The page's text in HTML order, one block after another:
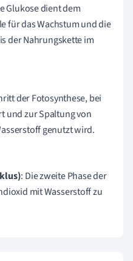
Glukose dient dem
für das Wachstum und die
der Nahrungskette im
der Fotosynthese, bei
und zur Spaltung von
genutzt wird.
: Die zweite Phase der
mit Wasserstoff zu